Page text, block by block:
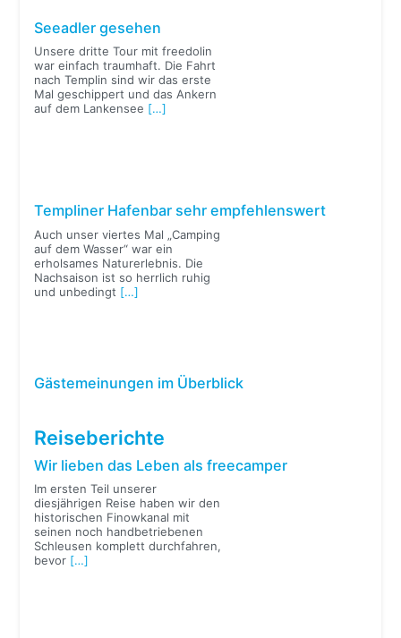
Seeadler gesehen
Unsere dritte Tour mit freedolin
war einfach traumhaft. Die Fahrt
nach Templin sind wir das erste
Mal geschippert und das Ankern
auf dem Lankensee […]
Templiner Hafenbar sehr empfehlenswert
Auch unser viertes Mal „Camping
auf dem Wasser“ war ein
erholsames Naturerlebnis. Die
Nachsaison ist so herrlich ruhig
und unbedingt […]
Gästemeinungen im Überblick
Reiseberichte
Wir lieben das Leben als freecamper
Im ersten Teil unserer
diesjährigen Reise haben wir den
historischen Finowkanal mit
seinen noch handbetriebenen
Schleusen komplett durchfahren,
bevor […]